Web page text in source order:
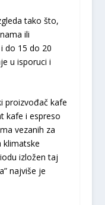
tako što,
ili
do 15 do 20
u isporuci i
proizvođač kafe
kafe i espreso
vezanih za
klimatske
izložen taj
najviše je